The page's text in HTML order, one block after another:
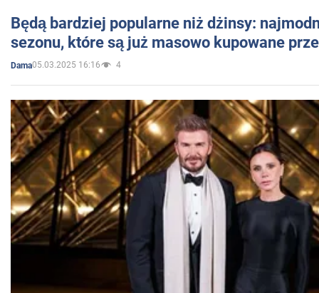
Będą bardziej popularne niż dżinsy:
sezonu, które są już masowo kupowane
Dama05.03.2025 16:16 4